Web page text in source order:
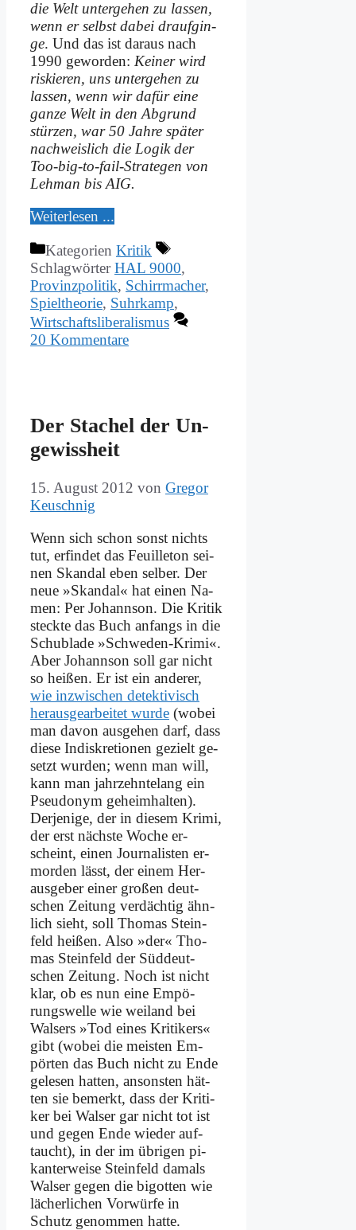
die Welt un­ter­ge­hen zu las­sen,
wenn er selbst da­bei drauf­gin­
ge. Und das ist dar­aus nach
1990 ge­wor­den: Kei­ner wird
ris­kie­ren, uns un­ter­ge­hen zu
las­sen, wenn wir da­für ei­ne
gan­ze Welt in den Ab­grund
stür­zen, war 50 Jah­re spä­ter
nach­weis­lich die Lo­gik der
Too-big-to-fail-Stra­te­gen von
Leh­man bis AIG.
Wei­ter­le­sen ...
Kategorien Kritik
SchlagwörterHAL 9000,
Provinzpolitik, Schirrmacher,
Spieltheorie, Suhrkamp,
Wirtschaftsliberalismus
20 Kommentare
Der Sta­chel der Un­
ge­wiss­heit
15. August 2012 von Gregor
Keuschnig
Wenn sich schon sonst nichts
tut, er­fin­det das Feuil­le­ton sei­
nen Skan­dal eben sel­ber. Der
neue »Skan­dal« hat ei­nen Na­
men: Per Jo­hann­son. Die Kri­tik
steck­te das Buch an­fangs in die
Schub­la­de »Schwe­den-Kri­mi«.
Aber Jo­hann­son soll gar nicht
so hei­ßen. Er ist ein an­de­rer,
wie in­zwi­schen de­tek­ti­visch
her­aus­ge­ar­bei­tet wur­de (wo­bei
man da­von aus­ge­hen darf, dass
die­se In­dis­kre­tio­nen ge­zielt ge­
setzt wur­den; wenn man will,
kann man jahr­zehn­te­lang ein
Pseud­onym ge­heim­hal­ten).
Der­je­ni­ge, der in die­sem Kri­mi,
der erst näch­ste Wo­che er­
scheint, ei­nen Jour­na­li­sten er­
mor­den lässt, der ei­nem Her­
aus­ge­ber ei­ner gro­ßen deut­
schen Zei­tung ver­däch­tig ähn­
lich sieht, soll Tho­mas Stein­
feld hei­ßen. Al­so »der« Tho­
mas Stein­feld der Süd­deut­
schen Zei­tung. Noch ist nicht
klar, ob es nun ei­ne Em­pö­
rungs­wel­le wie wei­land bei
Walsers »Tod ei­nes Kri­ti­kers«
gibt (wo­bei die mei­sten Em­
pör­ten das Buch nicht zu En­de
ge­le­sen hat­ten, an­son­sten hät­
ten sie be­merkt, dass der Kri­ti­
ker bei Wal­ser gar nicht tot ist
und ge­gen En­de wie­der auf­
taucht), in der im üb­ri­gen pi­
kan­ter­wei­se Stein­feld da­mals
Wal­ser ge­gen die bi­got­ten wie
lä­cher­li­chen Vor­wür­fe in
Schutz ge­nom­men hat­te.